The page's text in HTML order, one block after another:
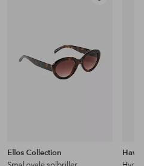
Ellos Collection